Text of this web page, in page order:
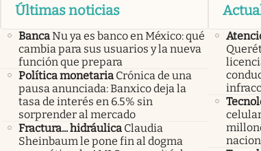
Últimas noticias
BancaNu ya es banco en México: qué
cambia para sus usuarios y la nueva
función que prepara
Política monetaria Crónica de una
pausa anunciada: Banxico deja la
tasa de interés en 6.5% sin
sorprender al mercado
Fractura... hidráulica Claudia
Sheinbaum le pone fin al dogma